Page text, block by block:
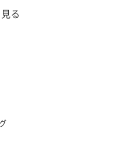
る